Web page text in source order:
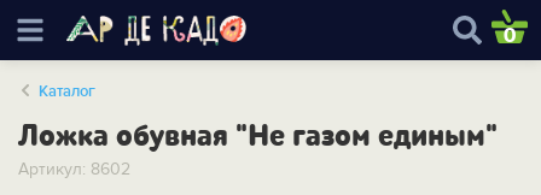
0
Каталог
Ложка обувная "Не газом единым"
Артикул: 8602